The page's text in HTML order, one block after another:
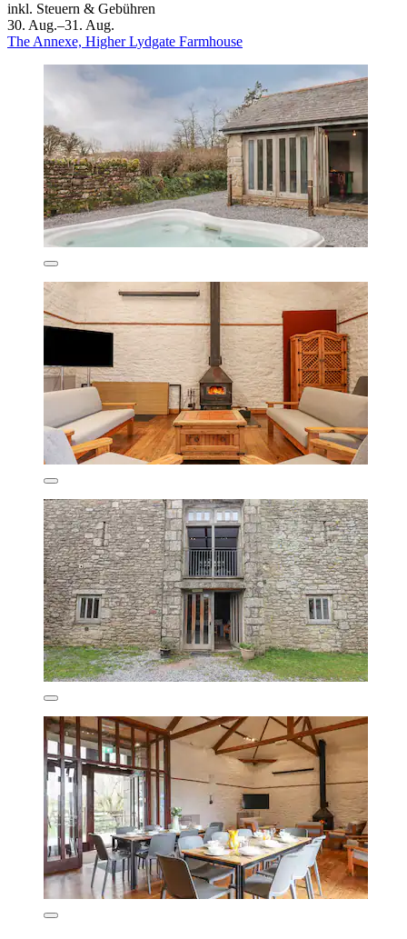
inkl. Steuern & Gebühren
30. Aug.–31. Aug.
The Annexe, Higher Lydgate Farmhouse